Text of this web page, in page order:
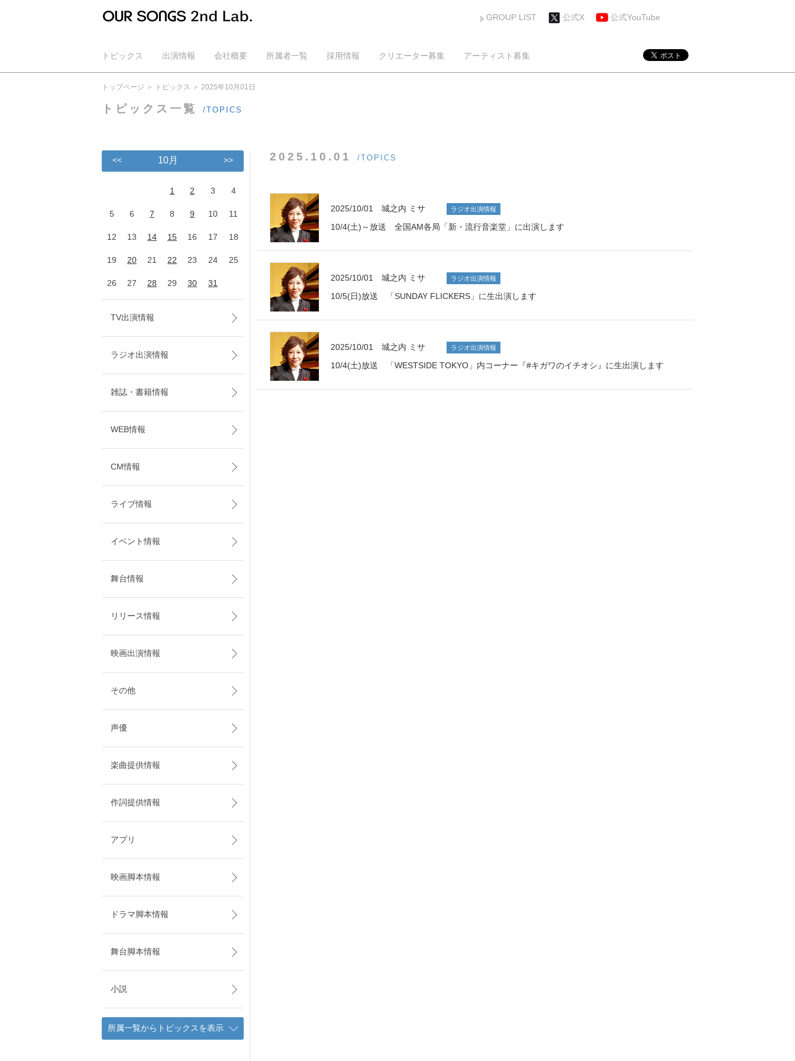
GROUP LIST 公式X 公式YouTube
トピックス 出演情報 会社概要 所属者一覧 採用情報 クリエーター募集
アーティスト募集
公式YouTube
トップページ トピックス 2025年10月01日
トピックス一覧 /TOPICS
2025.10.01 /TOPICS
2025/10/01 城之内 ミサ ラジオ出演情報
10/4(土)～放送 全国AM各局「新・流行音楽堂」に出演します
2025/10/01 城之内 ミサ ラジオ出演情報
10/5(日)放送 「SUNDAY FLICKERS」に生出演します
2025/10/01 城之内 ミサ ラジオ出演情報
10/4(土)放送 「WESTSIDE TOKYO」内コーナー『#キガワのイチオシ』に生出演します
<< 10月 >>
1 2 3 4
5 6 7 8 9 10 11
12 13 14 15 16 17 18
19 20 21 22 23 24 25
26 27 28 29 30 31
TV出演情報
ラジオ出演情報
雑誌・書籍情報
WEB情報
CM情報
ライブ情報
イベント情報
舞台情報
リリース情報
映画出演情報
その他
声優
楽曲提供情報
作詞提供情報
アプリ
映画脚本情報
ドラマ脚本情報
舞台脚本情報
小説
所属一覧からトピックスを表示